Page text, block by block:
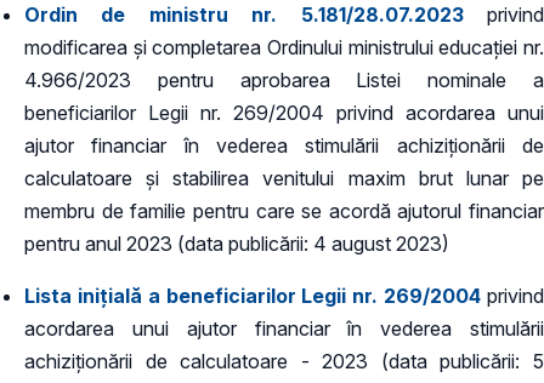
Ordin de ministru nr. 5.181/28.07.2023privind
modificarea și completarea Ordinului ministrului educației nr.
4.966/2023 pentru aprobarea Listei nominale a
beneficiarilor Legii nr. 269/2004 privind acordarea unui
ajutor financiar în vederea stimulării achiziționării de
calculatoare și stabilirea venitului maxim brut lunar pe
membru de familie pentru care se acordă ajutorul financiar
pentru anul 2023 (data publicării: 4 august 2023)
Lista inițială a beneficiarilor Legii nr. 269/2004 privind
acordarea unui ajutor financiar în vederea stimulării
achiziționării de calculatoare - 2023 (data publicării: 5